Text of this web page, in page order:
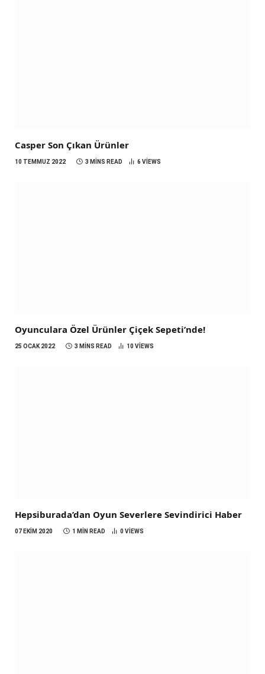
Casper Son Çıkan Ürünler
10 TEMMUZ 2022 3 MINS READ 6 VIEWS
Oyunculara Özel Ürünler Çiçek Sepeti’nde!
25 OCAK 2022 3 MINS READ 10 VIEWS
Hepsiburada’dan Oyun Severlere Sevindirici Haber
07 EKIM 2020 1 MIN READ 0 VIEWS